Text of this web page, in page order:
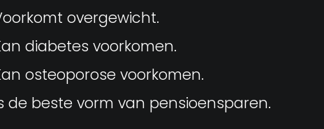
overgewicht.
diabetes voorkomen.
osteoporose voorkomen.
de beste vorm van pensioensparen.